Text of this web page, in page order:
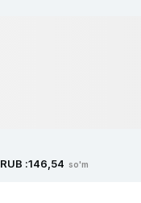
RUB :146,54 so'm